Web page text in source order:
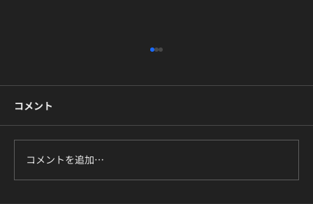
コメント
コメントを追加…